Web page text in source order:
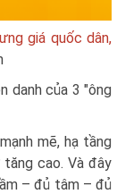
giá quốc dân,
danh của 3 "ông
mẽ, hạ tầng
tăng cao. Và đây
– đủ tâm – đủ